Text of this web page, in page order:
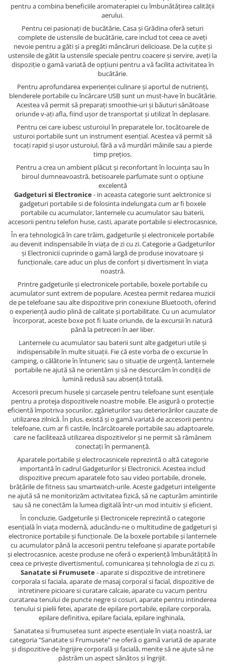
pentru a combina beneficiile aromaterapiei cu îmbunătățirea calității
aerului.
Pentru cei pasionați de bucătărie, Casa și Grădina oferă seturi
complete de ustensile de bucătărie, care includ tot ceea ce aveți
nevoie pentru a găti și a pregăti mâncăruri delicioase. De la cuțite și
ustensile de gătit la ustensile speciale pentru coacere și servire, aveți la
dispoziție o gamă variată de opțiuni pentru a vă facilita activitatea în
bucătărie.
Pentru aprofundarea experienței culinare și aportul de nutrienți,
blenderele portabile cu încărcare USB sunt un must-have în bucătărie.
Acestea vă permit să preparați smoothie-uri și băuturi sănătoase
oriunde v-ați afla, fiind ușor de transportat și utilizat în deplasare.
Pentru cei care iubesc usturoiul în preparatele lor, tocătoarele de
usturoi portabile sunt un instrument esențial. Acestea vă permit să
tocați rapid și ușor usturoiul, fără a vă murdări mâinile sau a pierde
timp prețios.
Pentru a crea un ambient plăcut și reconfortant în locuința sau în
biroul dumneavoastră, betisoarele parfumate sunt o opțiune
excelentă
Gadgeturi si Electronice- in aceasta categorie sunt aelctronice si
gadgeturi portabile si de folosinta indelungata cum ar fi boxele
portabile cu acumulator, lanternele cu acumulator sau baterii,
accesorii pentru telefon huse, casti, aparate portabile si electrocasnice,
În era tehnologică în care trăim, gadgeturile și electronicele portabile
au devenit indispensabile în viața de zi cu zi. Categorie a Gadgeturilor
și Electronicii cuprinde o gamă largă de produse inovatoare și
funcționale, care aduc un plus de confort și divertisment în viața
noastră.
Printre gadgeturile și electronicele portabile, boxele portabile cu
acumulator sunt extrem de populare. Acestea permit redarea muzicii
de pe telefoane sau alte dispozitive prin conexiune Bluetooth, oferind
o experiență audio plină de calitate și portabilitate. Cu un acumulator
încorporat, aceste boxe pot fi luate oriunde, de la excursii în natură
până la petreceri în aer liber.
Lanternele cu acumulator sau baterii sunt alte gadgeturi utile și
indispensabile în multe situații. Fie că este vorba de o excursie în
camping, o călătorie în întuneric sau o situație de urgență, lanternele
portabile ne ajută să ne orientăm și să ne descurcăm în condiții de
lumină redusă sau absență totală.
Accesorii precum husele și carcasele pentru telefoane sunt esențiale
pentru a proteja dispozitivele noastre mobile. Ele asigură o protecție
eficientă împotriva șocurilor, zgârieturilor sau deteriorărilor cauzate de
utilizarea zilnică. În plus, există și o gamă variată de accesorii pentru
telefoane, cum ar fi castile, încărcătoarele portabile sau adaptoarele,
care ne facilitează utilizarea dispozitivelor și ne permit să rămânem
conectați în permanență.
Aparatele portabile și electrocasnicele reprezintă o altă categorie
importantă în cadrul Gadgeturilor și Electronicii. Acestea includ
dispozitive precum aparatele foto sau video portabile, dronele,
brățările de fitness sau smartwatch-urile. Aceste gadgeturi inteligente
ne ajută să ne monitorizăm activitatea fizică, să ne capturăm amintirile
sau să ne conectăm la lumea digitală într-un mod intuitiv și eficient.
În concluzie, Gadgeturile și Electronicele reprezintă o categorie
esențială în viața modernă, aducându-ne o multitudine de gadgeturi și
electronice portabile și funcționale. De la boxele portabile și lanternele
cu acumulator până la accesorii pentru telefoane și aparate portabile
și electrocasnice, aceste produse ne oferă o experiență îmbunătățită în
ceea ce privește divertismentul, comunicarea și tehnologia de zi cu zi.
Sanatate si Frumusete- aparate si dispozitive de intretinere
corporala si faciala, aparate de masaj corporal si facial, dispozitive de
intretinere picioare si curatare calcaie, aparate cu vacum pentru
curatarea tenului de puncte negre si cosuri, aparate pentru intinderea
tenului si pielii fetei, aparate de epilare portabile, epilare corporala,
epilare definitiva, epilare faciala, epilare inghinala,
Sanatatea si frumusetea sunt aspecte esențiale în viața noastră, iar
categoria "Sanatate si Frumusete" ne oferă o gamă variată de aparate
și dispozitive de îngrijire corporală și facială, menite să ne ajute să ne
păstrăm un aspect sănătos și îngrijit.